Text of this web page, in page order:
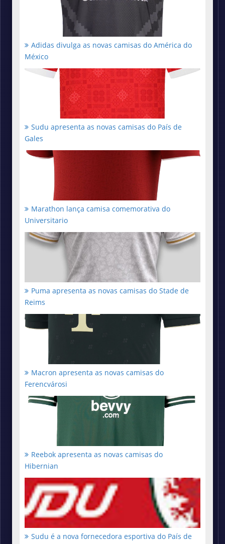
Adidas divulga as novas camisas do América do
México
Sudu apresenta as novas camisas do País de
Gales
Marathon lança camisa comemorativa do
Universitario
Puma apresenta as novas camisas do Stade de
Reims
Macron apresenta as novas camisas do
Ferencvárosi
Reebok apresenta as novas camisas do
Hibernian
Sudu é a nova fornecedora esportiva do País de